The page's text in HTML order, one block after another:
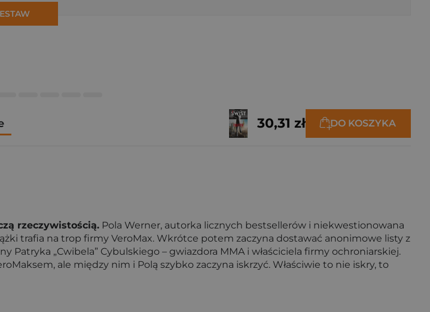
30,31 zł DO KOSZYKA
rzeczywistością. Pola Werner, autorka licznych bestsellerów i niekwestionowana
trafia na trop firmy VeroMax. Wkrótce potem zaczyna dostawać anonimowe listy z
„Cwibela” Cybulskiego – gwiazdora MMA i właściciela firmy ochroniarskiej.
ale między nim i Polą szybko zaczyna iskrzyć. Właściwie to nie iskry, to